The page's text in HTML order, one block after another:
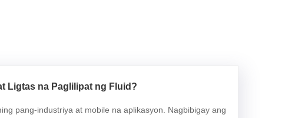
Ligtas na Paglilipat ng Fluid?
pang-industriya at mobile na aplikasyon. Nagbibigay ang